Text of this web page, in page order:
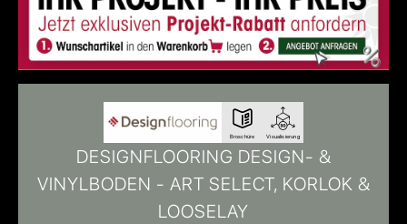
Broschüre Visualisierung
DESIGNFLOORING DESIGN- &
VINYLBODEN - ART SELECT, KORLOK &
LOOSELAY